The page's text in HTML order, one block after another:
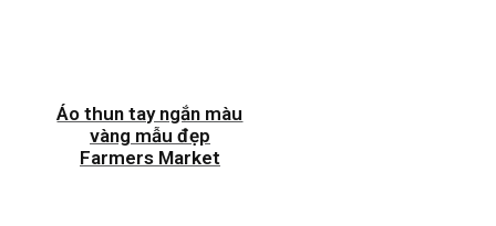
Áo thun tay ngắn màu
vàng mẫu đẹp
Farmers Market